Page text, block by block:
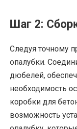
Шаг 2:
Следуя точному
опалубки.
дюбелей,
необходимость
коробки для
возможность